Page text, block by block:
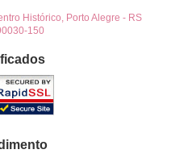
Histórico, Porto Alegre - RS
150